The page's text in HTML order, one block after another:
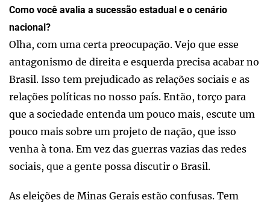
Como você avalia a sucessão estadual e o cenário
nacional?
Olha, com uma certa preocupação. Vejo que esse
antagonismo de direita e esquerda precisa acabar no
Brasil. Isso tem prejudicado as relações sociais e as
relações políticas no nosso país. Então, torço para
que a sociedade entenda um pouco mais, escute um
pouco mais sobre um projeto de nação, que isso
venha à tona. Em vez das guerras vazias das redes
sociais, que a gente possa discutir o Brasil.
As eleições de Minas Gerais estão confusas. Tem